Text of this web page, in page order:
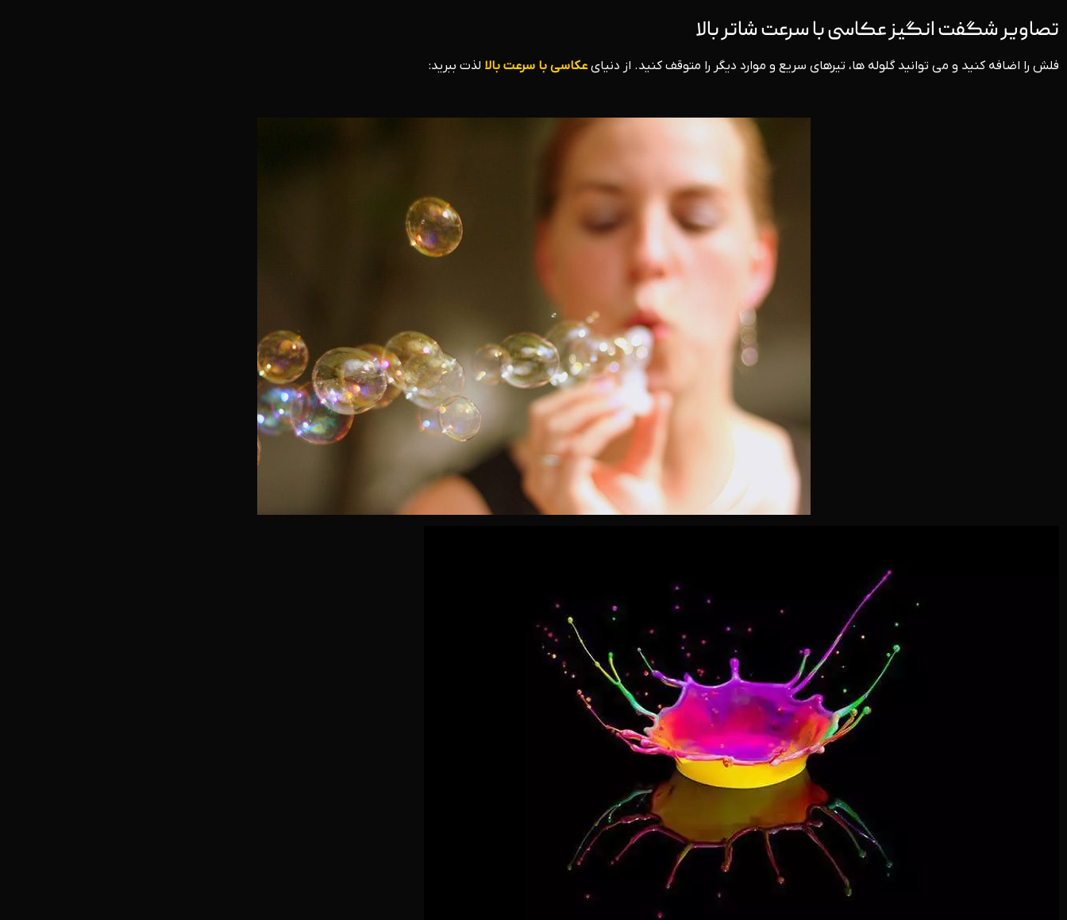
تصاویر شگفت انگیز عکاسی با سرعت شاتر بالا
فلش را اضافه کنید و می توانید گلوله ها، تیرهای سریع و موارد دیگر را متوقف کنید. از دنیایعکاسی با سرعت بالا لذت ببرید: